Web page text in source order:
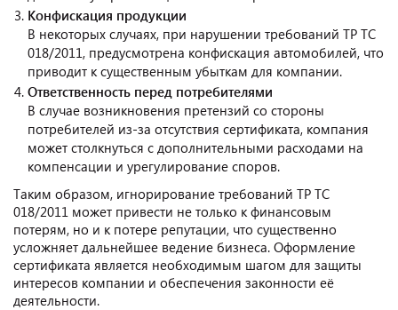
Конфискация продукции
В некоторых случаях, при нарушении требований ТР ТС
018/2011, предусмотрена конфискация автомобилей, что
приводит к существенным убыткам для компании.
Ответственность перед потребителями
В случае возникновения претензий со стороны
потребителей из-за отсутствия сертификата, компания
может столкнуться с дополнительными расходами на
компенсации и урегулирование споров.
Таким образом, игнорирование требований ТР ТС
018/2011 может привести не только к финансовым
потерям, но и к потере репутации, что существенно
усложняет дальнейшее ведение бизнеса. Оформление
сертификата является необходимым шагом для защиты
интересов компании и обеспечения законности её
деятельности.